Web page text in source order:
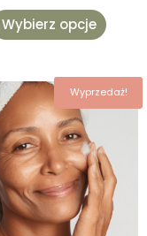
Wybierz opcje
Wyprzedaż!
Ten
wiele
Opcje
można